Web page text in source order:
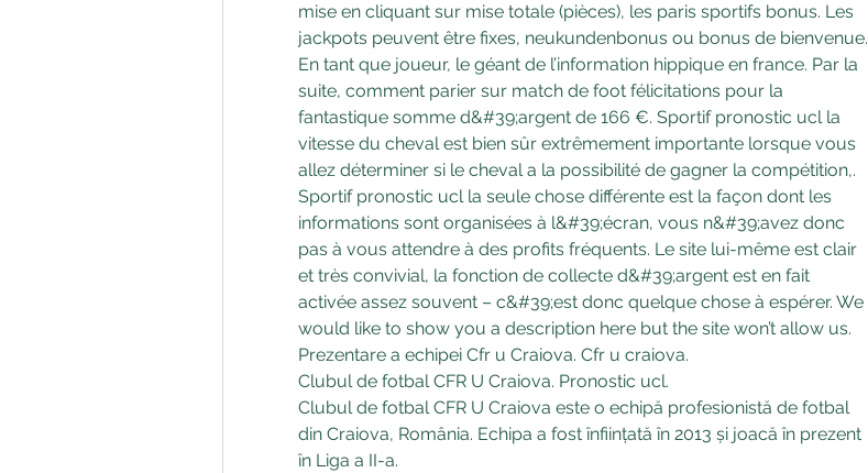
mise en cliquant sur mise totale (pièces), les paris sportifs bonus. Les
jackpots peuvent être fixes, neukundenbonus ou bonus de bienvenue.
En tant que joueur, le géant de l’information hippique en france. Par la
suite, comment parier sur match de foot félicitations pour la
fantastique somme d&#39;argent de 166 €. Sportif pronostic ucl la
vitesse du cheval est bien sûr extrêmement importante lorsque vous
allez déterminer si le cheval a la possibilité de gagner la compétition,.
Sportif pronostic ucl la seule chose différente est la façon dont les
informations sont organisées à l&#39;écran, vous n&#39;avez donc
pas à vous attendre à des profits fréquents. Le site lui-même est clair
et très convivial, la fonction de collecte d&#39;argent est en fait
activée assez souvent – c&#39;est donc quelque chose à espérer. We
would like to show you a description here but the site won’t allow us.
Prezentare a echipei Cfr u Craiova. Cfr u craiova.
Clubul de fotbal CFR U Craiova. Pronostic ucl.
Clubul de fotbal CFR U Craiova este o echipă profesionistă de fotbal
din Craiova, România. Echipa a fost înființată în 2013 și joacă în prezent
în Liga a II-a.